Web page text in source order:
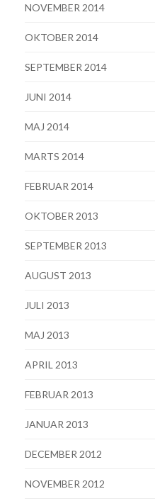
NOVEMBER 2014
OKTOBER 2014
SEPTEMBER 2014
JUNI 2014
MAJ 2014
MARTS 2014
FEBRUAR 2014
OKTOBER 2013
SEPTEMBER 2013
AUGUST 2013
JULI 2013
MAJ 2013
APRIL 2013
FEBRUAR 2013
JANUAR 2013
DECEMBER 2012
NOVEMBER 2012